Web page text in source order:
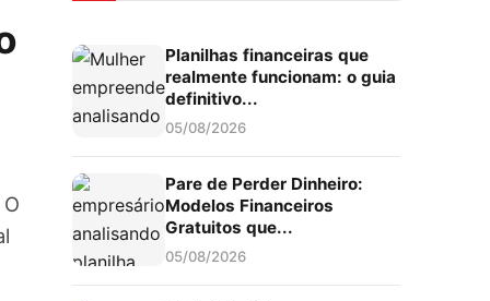
Planilhas financeiras que
realmente funcionam: o guia
definitivo...
05/08/2026
Pare de Perder Dinheiro:
Modelos Financeiros
Gratuitos que...
05/08/2026